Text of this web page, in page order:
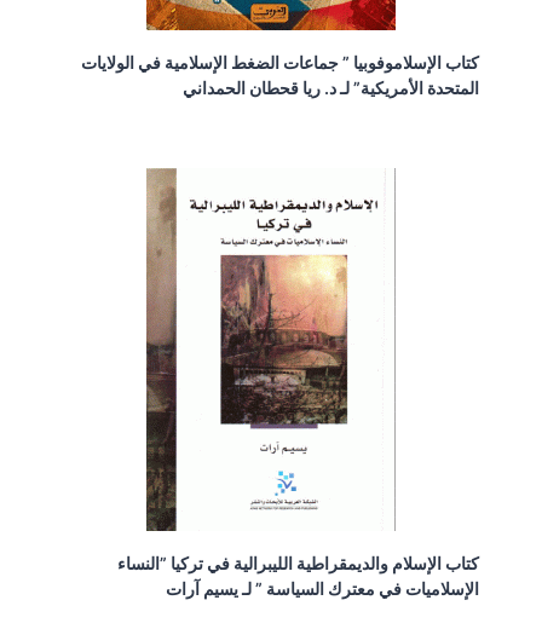
كتاب الإسلاموفوبيا ” جماعات الضغط الإسلامية في الولايات
المتحدة الأمريكية” لـ د. ريا قحطان الحمداني
كتاب الإسلام والديمقراطية الليبرالية في تركيا ”النساء
الإسلاميات في معترك السياسة ” لـ يسيم آرات